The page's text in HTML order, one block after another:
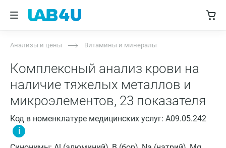
Анализы и цены Витамины и минералы
Комплексный анализ крови на
наличие тяжелых металлов и
микроэлементов, 23 показателя
Код в номенклатуре медицинских услуг: A09.05.242
i